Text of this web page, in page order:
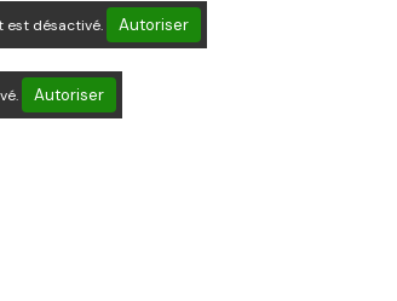
est désactivé. Autoriser
Autoriser